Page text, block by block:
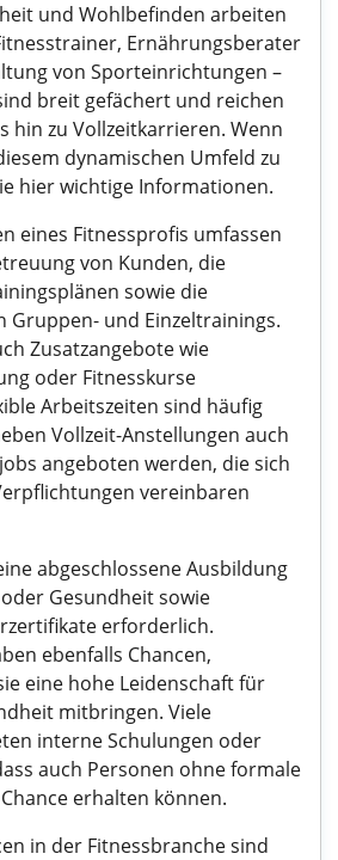
und Wohlbefinden arbeiten
Ernährungsberater
von Sporteinrichtungen –
breit gefächert und reichen
hin zu Vollzeitkarrieren. Wenn
dynamischen Umfeld zu
hier wichtige Informationen.
eines Fitnessprofis umfassen
von Kunden, die
sowie die
Gruppen- und Einzeltrainings.
Zusatzangebote wie
oder Fitnesskurse
Arbeitszeiten sind häufig
Vollzeit-Anstellungen auch
angeboten werden, die sich
vereinbaren
abgeschlossene Ausbildung
Gesundheit sowie
erforderlich.
ebenfalls Chancen,
eine hohe Leidenschaft für
mitbringen. Viele
interne Schulungen oder
auch Personen ohne formale
erhalten können.
in der Fitnessbranche sind